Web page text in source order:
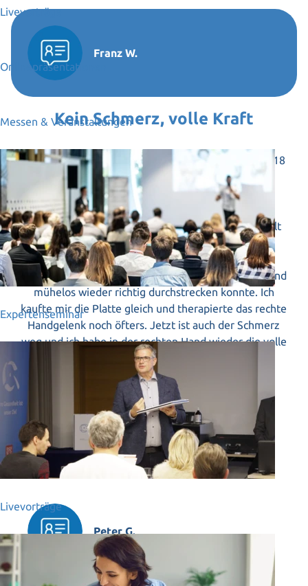
Livevorträge
Onlinepräsentationen
Messen & Veranstaltungen
Expertenseminar
Livevorträge
Franz W.
Kein Schmerz, volle Kraft
Ich hatte mir beim Holzarbeiten im Winter 2017/2018
das rechte Ellbogengelenk verletzt. Es schmerzte
immer und ich konnte auch die Hand nicht richtig
durchstrecken und hatte auch keine Kraft. Als im
Sommer 2018 die BRIGHT beim Seminar vorgestellt
wurde, legte ich die Hand 10 Minuten darauf.
Am nächsten Tag merkte ich bereits, dass ich die Hand
mühelos wieder richtig durchstrecken konnte. Ich
kaufte mir die Platte gleich und therapierte das rechte
Handgelenk noch öfters. Jetzt ist auch der Schmerz
weg und ich habe in der rechten Hand wieder die volle
Kraft wie früher.
Elke W.
Peter G.